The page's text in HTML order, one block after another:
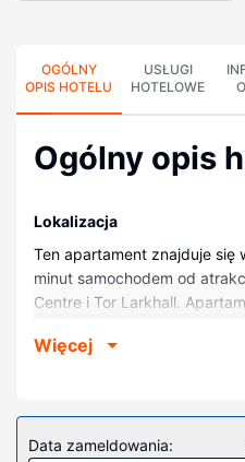
OGÓLNY
OPIS HOTELU
USŁUGI
HOTELOWE
Ogólny opis
Lokalizacja
Ten apartament znajduje się
minut samochodem od
Centre i Tor Larkhall.
takiego jak Glasgow Green.
Apartament zapewni Ci
Udogodnienia w obiekcie
Więcej
Data zameldowania: